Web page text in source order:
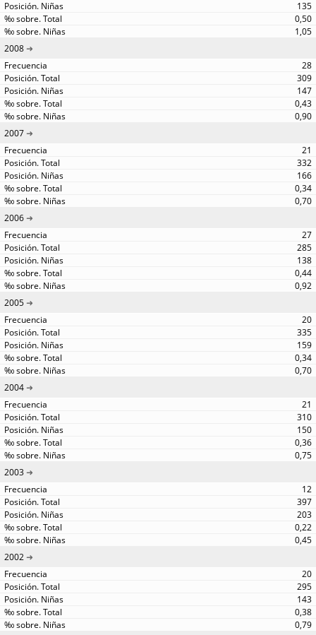
135
0,50
1,05
2008
28
309
147
0,43
0,90
2007
21
332
166
0,34
0,70
2006
27
285
138
0,44
0,92
2005
20
335
159
0,34
0,70
2004
21
310
150
0,36
0,75
2003
12
397
203
0,22
0,45
2002
20
295
143
0,38
0,79